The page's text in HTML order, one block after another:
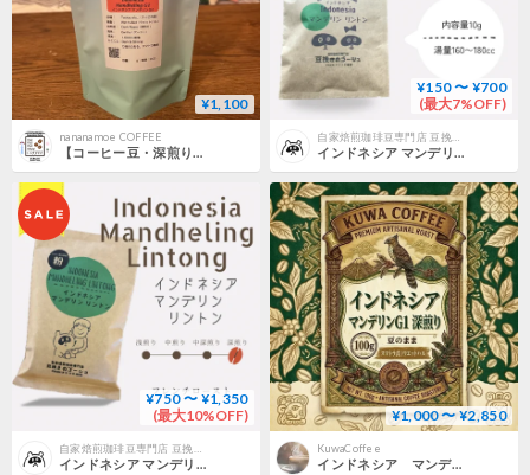
¥1,100
nananamoe COFFEE
【コーヒー豆・深煎り】マンデリン G1 100g
¥150 〜 ¥700
(最大7%OFF)
インドネシア マンデリン リントン ドリップパック 内容量10ｇ【自家焙煎珈琲】
¥750 〜 ¥1,350
(最大10%OFF)
インドネシア マンデリン リントン〈自家焙煎珈琲豆〉
¥1,000 〜 ¥2,850
KuwaCoffee
インドネシア マンデリンG1 (深煎り)